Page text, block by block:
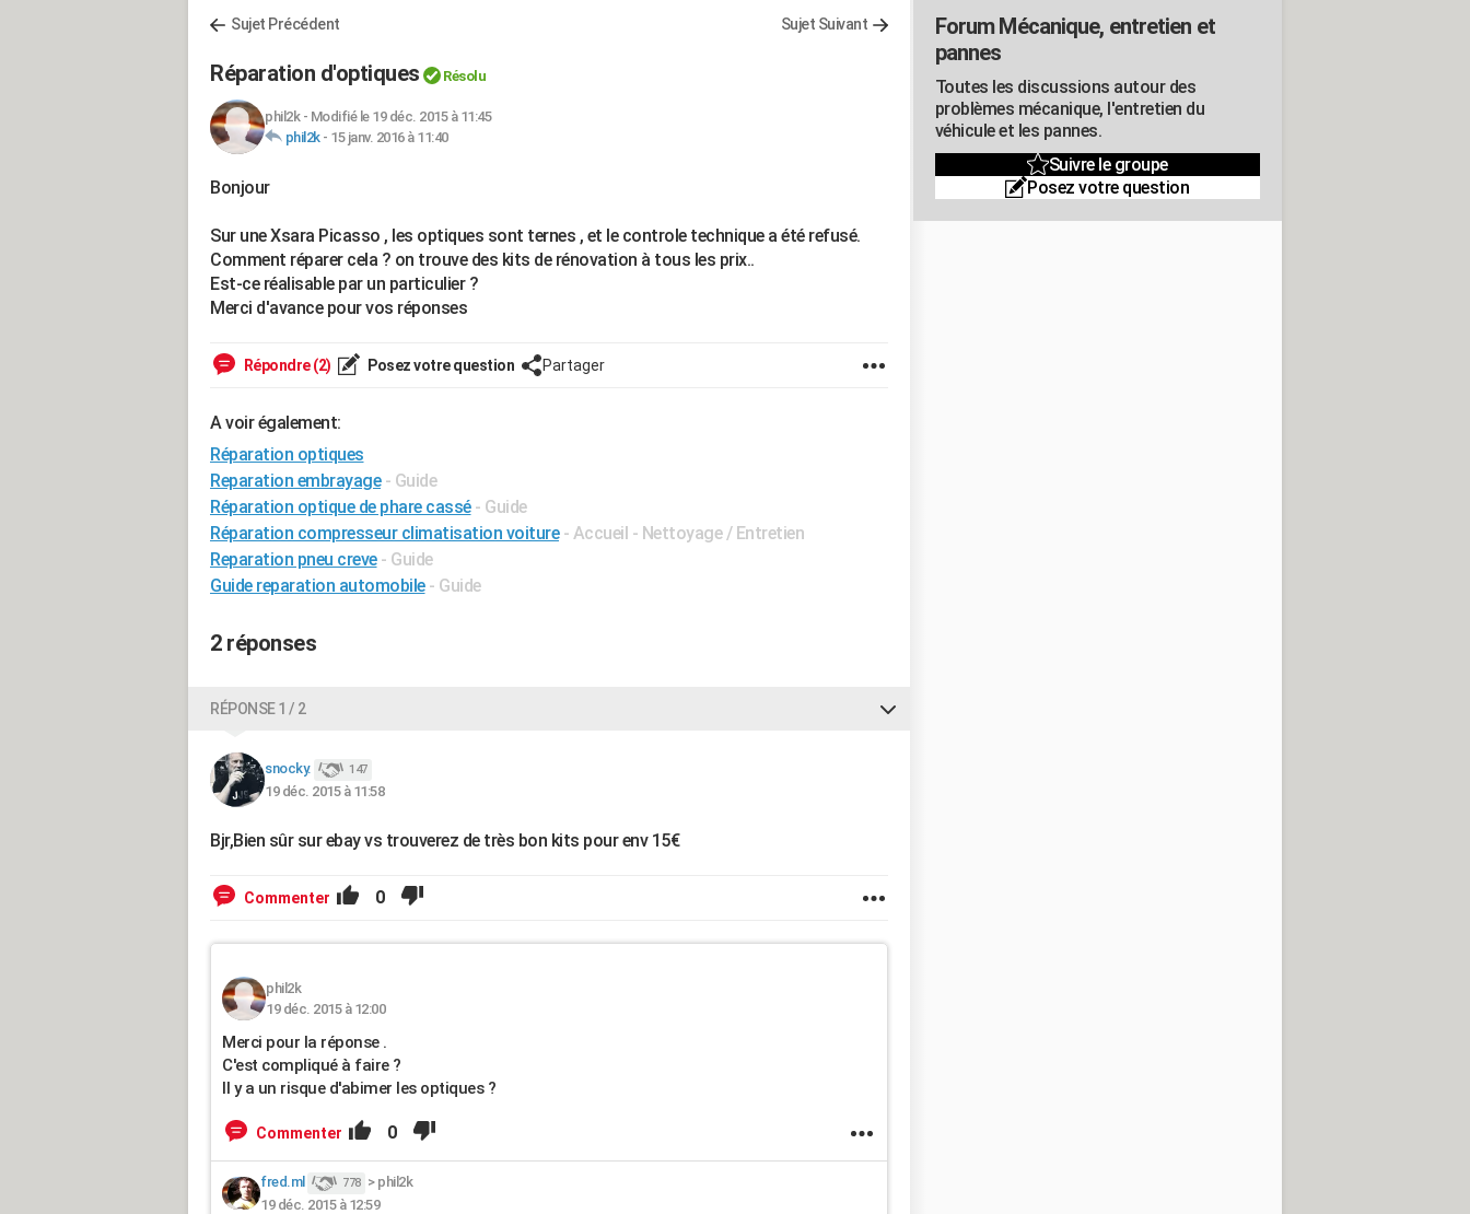
Sujet Précédent Sujet Suivant
Réparation d'optiques Résolu
phil2k- Modifié le 19 déc. 2015 à 11:45
phil2k- 15 janv. 2016 à 11:40
Bonjour
Sur une Xsara Picasso , les optiques sont ternes , et le controle technique a été refusé.
Comment réparer cela ? on trouve des kits de rénovation à tous les prix..
Est-ce réalisable par un particulier ?
Merci d'avance pour vos réponses
Répondre (2) Posez votre question Partager
A voir également:
Réparation optiques
Reparation embrayage - Guide
Réparation optique de phare cassé - Guide
Réparation compresseur climatisation voiture - Accueil - Nettoyage / Entretien
Reparation pneu creve - Guide
Guide reparation automobile - Guide
2 réponses
RÉPONSE 1 / 2
snocky. 147
19 déc. 2015 à 11:58
Bjr,Bien sûr sur ebay vs trouverez de très bon kits pour env 15€
Commenter 0
phil2k
19 déc. 2015 à 12:00
Merci pour la réponse .
C'est compliqué à faire ?
Il y a un risque d'abimer les optiques ?
Commenter 0
fred.ml 778 > phil2k
19 déc. 2015 à 12:59
Forum Mécanique, entretien et
pannes
Toutes les discussions autour des
problèmes mécanique, l'entretien du
véhicule et les pannes.
Suivre le groupe
Posez votre question